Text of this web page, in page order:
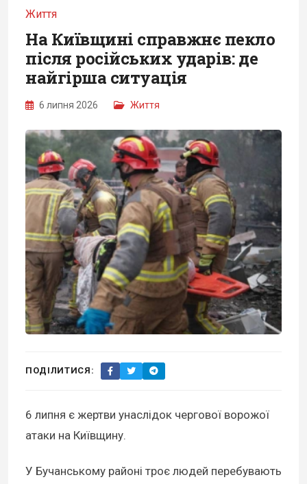
Життя
На Київщині справжнє пекло
після російських ударів: де
найгірша ситуація
6 липня 2026 Життя
ПОДІЛИТИСЯ:
6 липня є жертви унаслідок чергової ворожої
атаки на Київщину.
У Бучанському районі троє людей перебувають